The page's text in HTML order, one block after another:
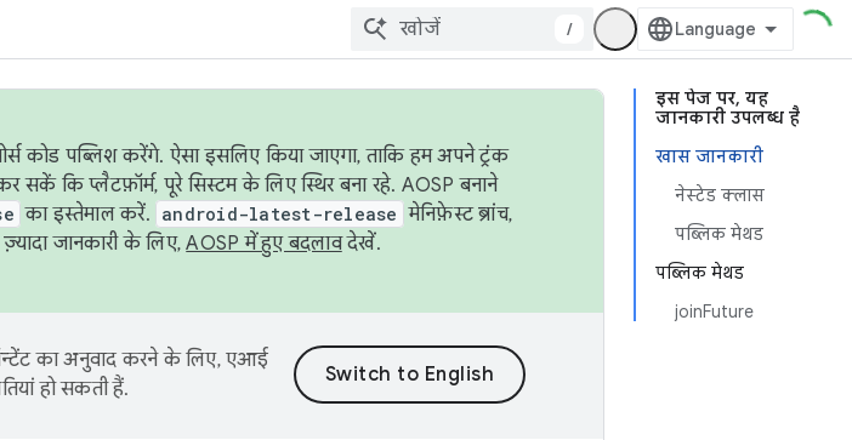
/
इस पेज पर, यह
जानकारी उपलब्ध है
खास जानकारी
नेस्टेड क्लास
पब्लिक मेथड
पब्लिक मेथड
joinFuture
कोड पब्लिश करेंगे. ऐसा इसलिए किया जाएगा, ताकि हम अपने ट्रंक
कि प्लैटफ़ॉर्म, पूरे सिस्टम के लिए स्थिर बना रहे. AOSP बनाने
का इस्तेमाल करें. android-latest-release मेनिफ़ेस्ट ब्रांच,
जानकारी के लिए,AOSP में हुए बदलावदेखें.
का अनुवाद करने के लिए, एआई
हो सकती हैं.